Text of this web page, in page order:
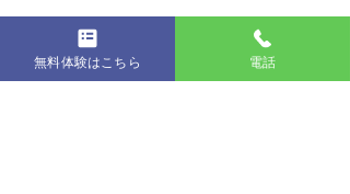
第19回発表会
コメントを追加…
無料体験はこちら 電話